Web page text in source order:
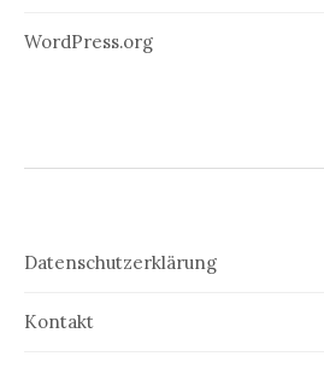
WordPress.org
Datenschutzerklärung
Kontakt